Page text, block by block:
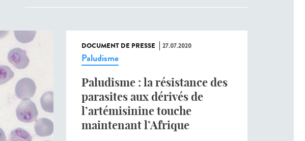
DOCUMENT DE PRESSE 27.07.2020
Paludisme
Paludisme : la résistance des
parasites aux dérivés de
l’artémisinine touche
maintenant l’Afrique